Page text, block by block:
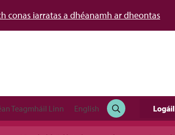
conas iarratas a dhéanamh ar dheontas
Teagmháil Linn English Logáil